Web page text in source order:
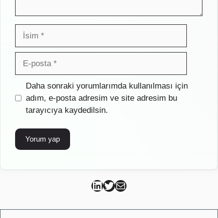
İsim
posta
İnternet
sitesi
Daha sonraki yorumlarımda kullanılması için
adım, e-posta adresim ve site adresim bu
tarayıcıya kaydedilsin.
Can Kütahya Linkedin
Can Kütahya Twitter
Can Kütahya Mail